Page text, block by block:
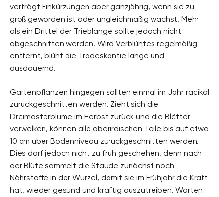
verträgt Einkürzungen aber ganzjährig, wenn sie zu
groß geworden ist oder ungleichmäßig wächst. Mehr
als ein Drittel der Trieblänge sollte jedoch nicht
abgeschnitten werden. Wird Verblühtes regelmäßig
entfernt, blüht die Tradeskantie lange und
ausdauernd.
Gartenpflanzen hingegen sollten einmal im Jahr radikal
zurückgeschnitten werden. Zieht sich die
Dreimasterblume im Herbst zurück und die Blätter
verwelken, können alle oberirdischen Teile bis auf etwa
10 cm über Bodenniveau zurückgeschnitten werden.
Dies darf jedoch nicht zu früh geschehen, denn nach
der Blüte sammelt die Staude zunächst noch
Nährstoffe in der Wurzel, damit sie im Frühjahr die Kraft
hat, wieder gesund und kräftig auszutreiben. Warten